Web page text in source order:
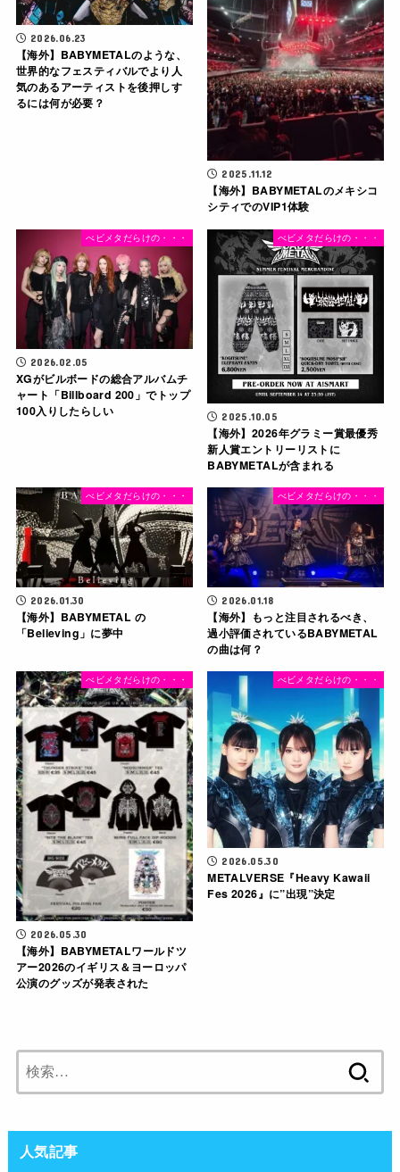
2026.06.23
【海外】BABYMETALのような、
世界的なフェスティバルでより人
気のあるアーティストを後押しす
るには何が必要？
2025.11.12
【海外】BABYMETALのメキシコ
シティでのVIP1体験
べビメタだらけの・・・
2026.02.05
XGがビルボードの総合アルバムチ
ャート「Billboard 200」でトップ
100入りしたらしい
べビメタだらけの・・・
2025.10.05
【海外】2026年グラミー賞最優秀
新人賞エントリーリストに
BABYMETALが含まれる
べビメタだらけの・・・
2026.01.30
【海外】BABYMETAL の
「Believing」に夢中
べビメタだらけの・・・
2026.01.18
【海外】もっと注目されるべき、
過小評価されているBABYMETAL
の曲は何？
べビメタだらけの・・・
2026.05.30
【海外】BABYMETALワールドツ
アー2026のイギリス＆ヨーロッパ
公演のグッズが発表された
べビメタだらけの・・・
2026.05.30
METALVERSE『Heavy Kawaii
Fes 2026』に”出現”決定
索:
人気記事